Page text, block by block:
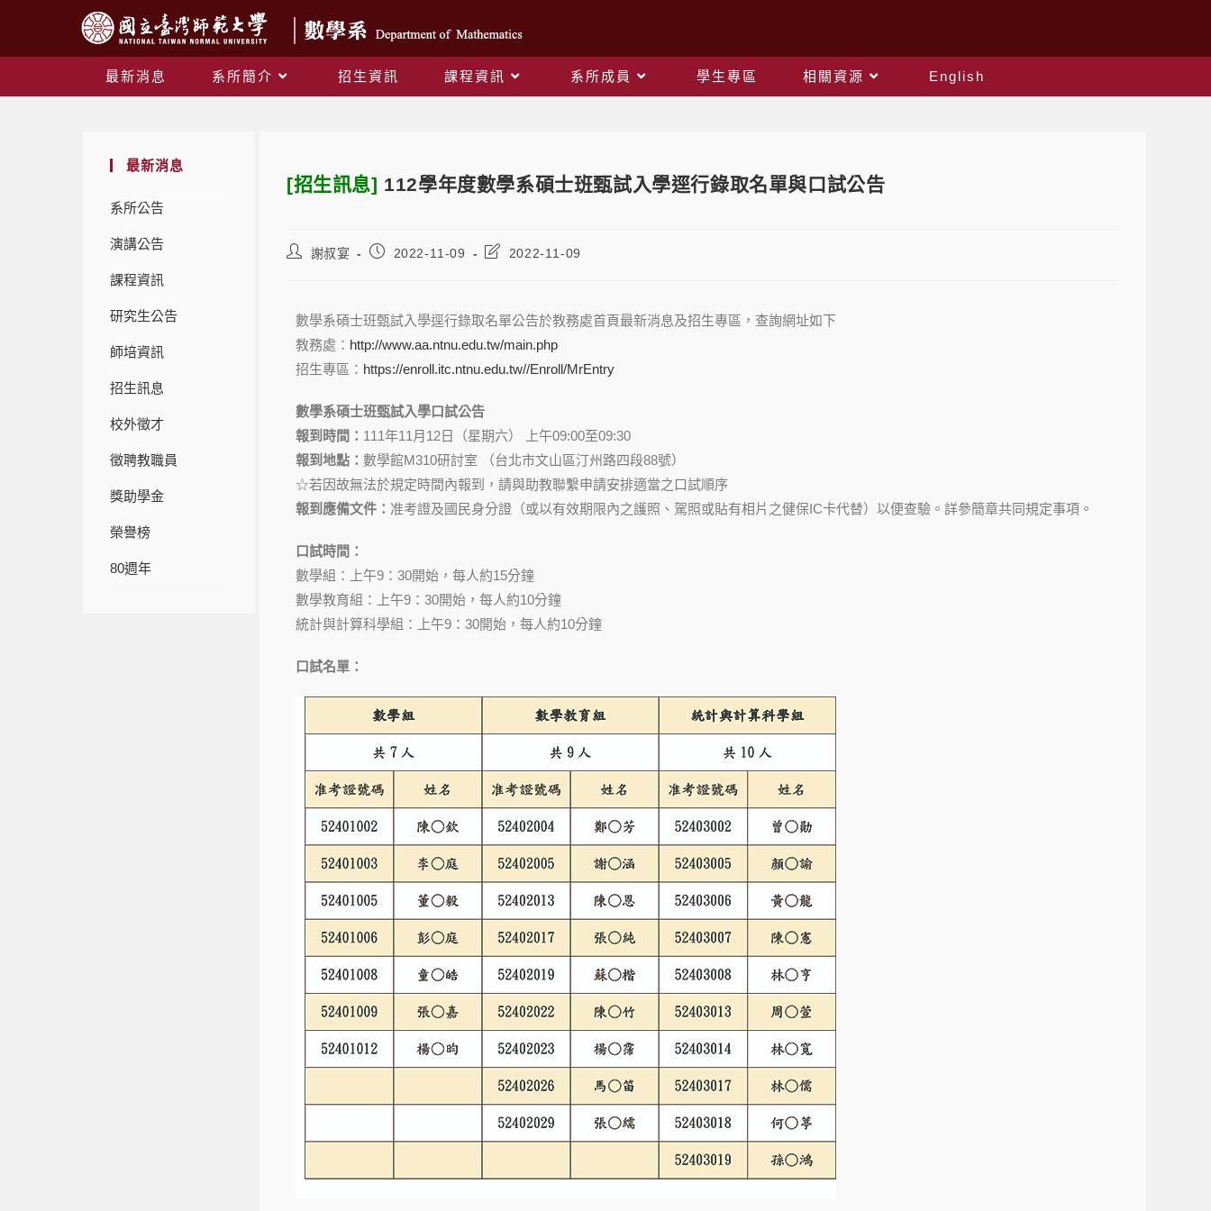
最新消息 系所簡介 招生資訊 課程資訊 系所成員 學生專區 相關資源
English
最新消息
系所公告
演講公告
課程資訊
研究生公告
師培資訊
招生訊息
校外徵才
徵聘教職員
獎助學金
榮譽榜
80週年
[招生訊息] 112學年度數學系碩士班甄試入學逕行錄取名單與口試公告
謝叔宴 2022-11-09 2022-11-09
數學系碩士班甄試入學逕行錄取名單公告於教務處首頁最新消息及招生專區， 查詢網址如下
教務處： http://www.aa.ntnu.edu.tw/main.php
招生專區： https://enroll.itc.ntnu.edu.tw//Enroll/MrEntry
數學系碩士班甄試入學口試公告
報到時間： 111年11月12日（星期六） 上午09:00至09:30
報到地點： 數學館M310研討室 （台北市文山區汀州路四段88號）
☆若因故無法於規定時間內報到，請與助教聯繫申請安排適當之口試順序
報到應備文件： 准考證及國民身分證（或以有效期限內之護照、駕照或貼有相片之健保IC卡代替）以便查驗。詳參簡章共同規定事項。
口試時間：
數學組：上午9：30開始，每人約15分鐘
數學教育組：上午9：30開始，每人約10分鐘
統計與計算科學組：上午9：30開始，每人約10分鐘
口試名單：